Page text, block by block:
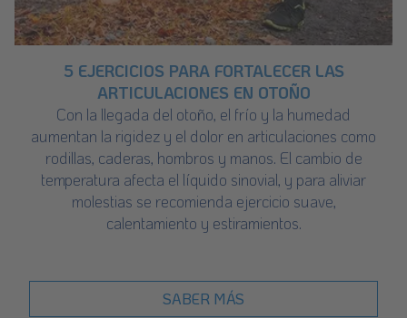
5 EJERCICIOS PARA FORTALECER LAS
ARTICULACIONES EN OTOÑO
Con la llegada del otoño, el frío y la humedad
aumentan la rigidez y el dolor en articulaciones como
rodillas, caderas, hombros y manos. El cambio de
temperatura afecta el líquido sinovial, y para aliviar
molestias se recomienda ejercicio suave,
calentamiento y estiramientos.
SABER MÁS